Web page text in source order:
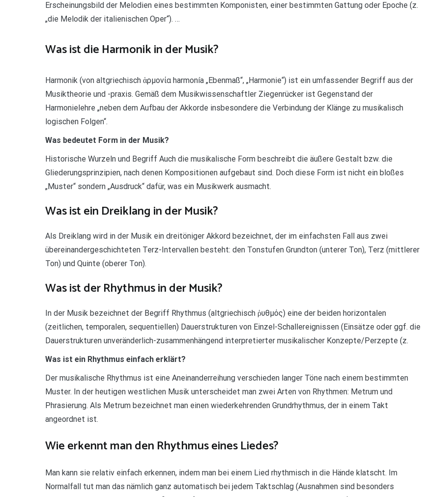
Erscheinungsbild der Melodien eines bestimmten Komponisten, einer bestimmten Gattung oder Epoche (z.
„die Melodik der italienischen Oper“). …
Was ist die Harmonik in der Musik?
Harmonik (von altgriechisch ἁρμονία harmonía „Ebenmaß“, „Harmonie“) ist ein umfassender Begriff aus der
Musiktheorie und -praxis. Gemäß dem Musikwissenschaftler Ziegenrücker ist Gegenstand der
Harmonielehre „neben dem Aufbau der Akkorde insbesondere die Verbindung der Klänge zu musikalisch
logischen Folgen“.
Was bedeutet Form in der Musik?
Historische Wurzeln und Begriff Auch die musikalische Form beschreibt die äußere Gestalt bzw. die
Gliederungsprinzipien, nach denen Kompositionen aufgebaut sind. Doch diese Form ist nicht ein bloßes
„Muster“ sondern „Ausdruck“ dafür, was ein Musikwerk ausmacht.
Was ist ein Dreiklang in der Musik?
Als Dreiklang wird in der Musik ein dreitöniger Akkord bezeichnet, der im einfachsten Fall aus zwei
übereinandergeschichteten Terz-Intervallen besteht: den Tonstufen Grundton (unterer Ton), Terz (mittlerer
Ton) und Quinte (oberer Ton).
Was ist der Rhythmus in der Musik?
In der Musik bezeichnet der Begriff Rhythmus (altgriechisch ῥυθμός) eine der beiden horizontalen
(zeitlichen, temporalen, sequentiellen) Dauerstrukturen von Einzel-Schallereignissen (Einsätze oder ggf. die
Dauerstrukturen unveränderlich-zusammenhängend interpretierter musikalischer Konzepte/Perzepte (z.
Was ist ein Rhythmus einfach erklärt?
Der musikalische Rhythmus ist eine Aneinanderreihung verschieden langer Töne nach einem bestimmten
Muster. In der heutigen westlichen Musik unterscheidet man zwei Arten von Rhythmen: Metrum und
Phrasierung. Als Metrum bezeichnet man einen wiederkehrenden Grundrhythmus, der in einem Takt
angeordnet ist.
Wie erkennt man den Rhythmus eines Liedes?
Man kann sie relativ einfach erkennen, indem man bei einem Lied rhythmisch in die Hände klatscht. Im
Normalfall tut man das nämlich ganz automatisch bei jedem Taktschlag (Ausnahmen sind besonders